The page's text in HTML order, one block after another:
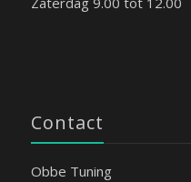
Contact
Obbe Tuning